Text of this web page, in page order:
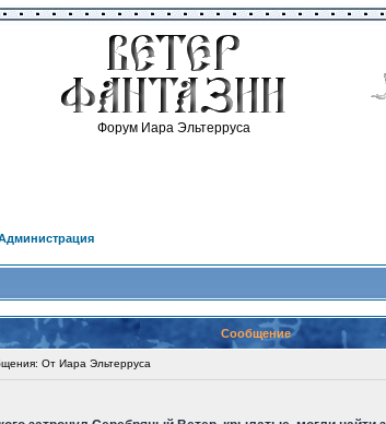
Форум Иара Эльтерруса
Сообщение
От Иара Эльтерруса